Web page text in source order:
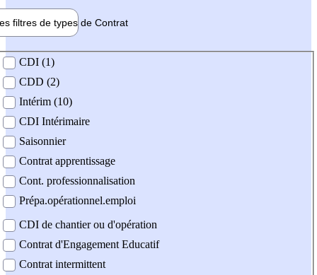
filtres de types de Contrat
contrat
CDI (1)
CDD (2)
Intérim (10)
CDI Intérimaire
Saisonnier
Contrat apprentissage
Cont. professionnalisation
Prépa.opérationnel.emploi
CDI de chantier ou d'opération
Contrat d'Engagement Educatif
Contrat intermittent